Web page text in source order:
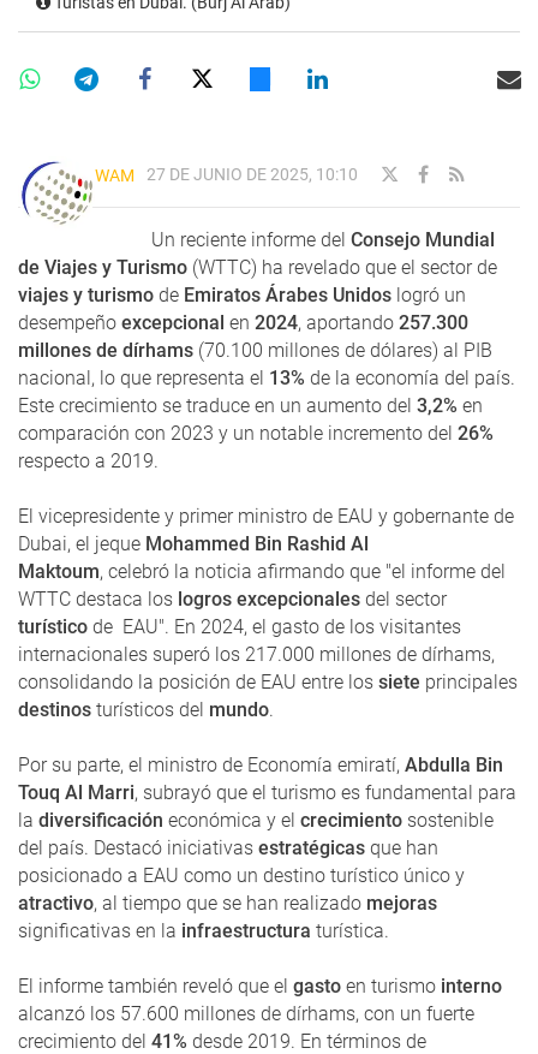
WAM 27 DE JUNIO DE 2025, 10:10
Un reciente informe del Consejo Mundial
de Viajes y Turismo (WTTC) ha revelado que el sector de
viajes y turismo de Emiratos Árabes Unidos logró un
desempeño excepcional en 2024, aportando 257.300
millones de dírhams (70.100 millones de dólares) al PIB
nacional, lo que representa el 13% de la economía del país.
Este crecimiento se traduce en un aumento del 3,2% en
comparación con 2023 y un notable incremento del 26%
respecto a 2019.
El vicepresidente y primer ministro de EAU y gobernante de
Dubai, el jeque Mohammed Bin Rashid Al
Maktoum, celebró la noticia afirmando que "el informe del
WTTC destaca los logros excepcionales del sector
turístico de EAU". En 2024, el gasto de los visitantes
internacionales superó los 217.000 millones de dírhams,
consolidando la posición de EAU entre los siete principales
destinos turísticos del mundo.
Por su parte, el ministro de Economía emiratí, Abdulla Bin
Touq Al Marri, subrayó que el turismo es fundamental para
la diversificación económica y el crecimiento sostenible
del país. Destacó iniciativas estratégicas que han
posicionado a EAU como un destino turístico único y
atractivo, al tiempo que se han realizado mejoras
significativas en la infraestructura turística.
El informe también reveló que el gasto en turismo interno
alcanzó los 57.600 millones de dírhams, con un fuerte
crecimiento del 41% desde 2019. En términos de